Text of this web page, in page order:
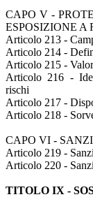
CAPO V -
ESPOSIZIONE
Articolo 213 -
Articolo 214 -
Articolo 215 -
Articolo 216 -
rischi
Articolo 217 -
Articolo 218 -
CAPO VI -
Articolo 219 -
Articolo 220 -
TITOLO IX -